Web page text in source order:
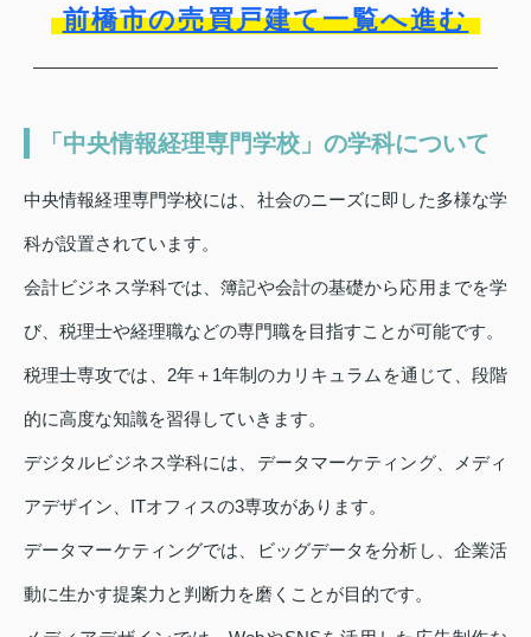
前橋市の売買戸建て一覧へ進む
「中央情報経理専門学校」の学科について
中央情報経理専門学校には、社会のニーズに即した多様な学
科が設置されています。
会計ビジネス学科では、簿記や会計の基礎から応用までを学
び、税理士や経理職などの専門職を目指すことが可能です。
税理士専攻では、2年＋1年制のカリキュラムを通じて、段階
的に高度な知識を習得していきます。
デジタルビジネス学科には、データマーケティング、メディ
アデザイン、ITオフィスの3専攻があります。
データマーケティングでは、ビッグデータを分析し、企業活
動に生かす提案力と判断力を磨くことが目的です。